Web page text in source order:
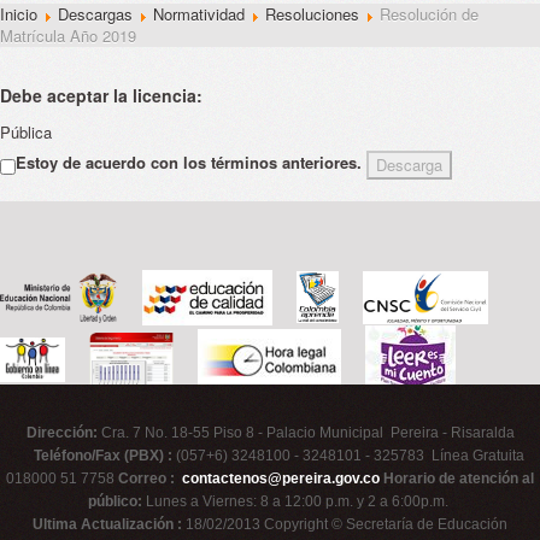
Inicio Descargas Normatividad Resoluciones
Resolución de
Matrícula Año 2019
Debe aceptar la licencia:
Pública
Estoy de acuerdo con los términos anteriores.
Dirección: Cra. 7 No. 18-55 Piso 8 - Palacio Municipal Pereira - Risaralda
Teléfono/Fax (PBX) : (057+6) 3248100 - 3248101 - 325783 Línea Gratuita
018000 51 7758 Correo : contactenos@pereira.gov.co Horario de atención al
público: Lunes a Viernes: 8 a 12:00 p.m. y 2 a 6:00p.m.
Ultima Actualización : 18/02/2013 Copyright © Secretaría de Educación